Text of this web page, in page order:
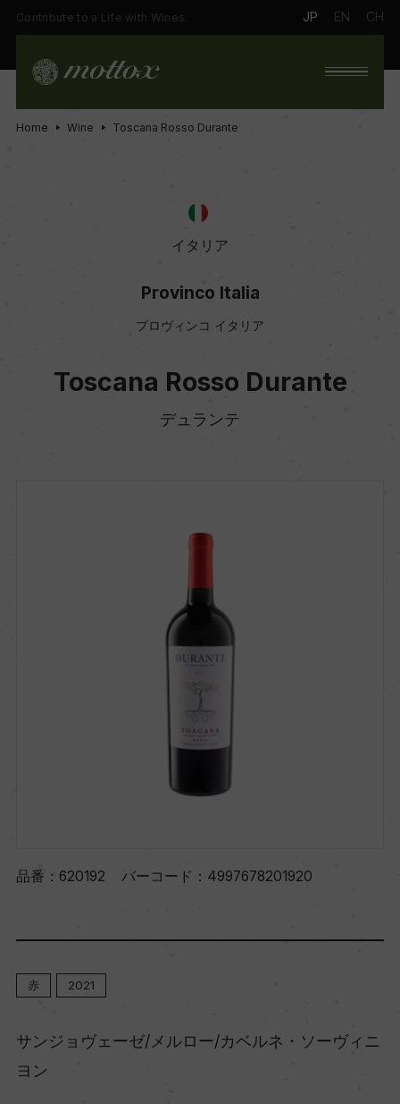
Contribute to a Life with Wines. JP EN CH
Home Wine Toscana Rosso Durante
イタリア
Provinco Italia
プロヴィンコ イタリア
Toscana Rosso Durante
デュランテ
品番： 620192 バーコード： 4997678201920
赤 2021
サンジョヴェーゼ/メルロー/カベルネ・ソーヴィニ
ヨン